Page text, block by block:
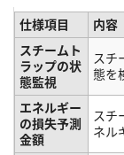
仕様項目
内容
スチームト
ラップの状
態監視
スチ
態を
エネルギー
の損失予測
金額
スチ
ネル